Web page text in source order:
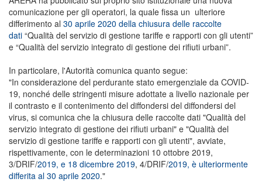
comunicazione per gli operatori, la quale fissa un ulteriore
differimento al 30 aprile 2020 della chiusura delle raccolte
dati “Qualità del servizio di gestione tariffe e rapporti con gli utenti”
e “Qualità del servizio integrato di gestione dei rifiuti urbani”.
In particolare, l'Autorità comunica quanto segue:
"In considerazione del perdurante stato emergenziale da COVID-
19, nonché delle stringenti misure adottate a livello nazionale per
il contrasto e il contenimento del diffondersi del diffondersi del
virus, si comunica che la chiusura delle raccolte dati "Qualità del
servizio integrato di gestione dei rifiuti urbani" e "Qualità del
servizio di gestione tariffe e rapporti con gli utenti", avviate,
rispettivamente, con le determinazioni 10 ottobre 2019,
3/DRIF/2019, e 18 dicembre 2019, 4/DRIF/2019, è ulteriormente
differita al 30 aprile 2020."